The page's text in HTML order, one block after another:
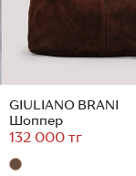
GIULIANO BRANI
Шоппер
132 000 тг